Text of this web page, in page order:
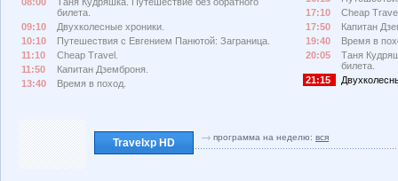
08:00
Таня Кудряшка. Путешествие без обратного
билета.
09:10
Двухколесные хроники.
10:10
Путешествия с Евгением Панютой: Заграница.
11:10
Cheap Travel.
11:50
Капитан Дземброня.
13:40
Время в поход.
17:10
Cheap
17:50
Капитан
19:40
Время в
20:05
Таня
билета.
21:15
Travelxp HD программа на неделю: вся